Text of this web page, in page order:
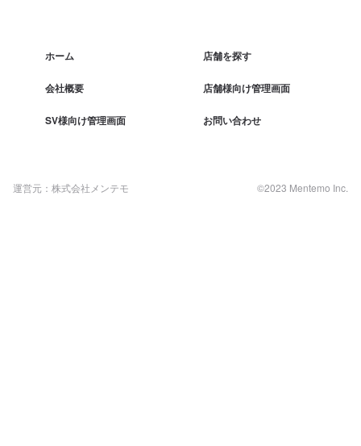
ホーム 店舗を探す
会社概要 店舗様向け管理画面
SV様向け管理画面 お問い合わせ
運営元：株式会社メンテモ ©2023 Mentemo Inc.